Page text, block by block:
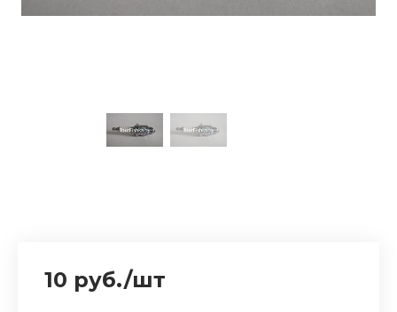
10 руб./шт